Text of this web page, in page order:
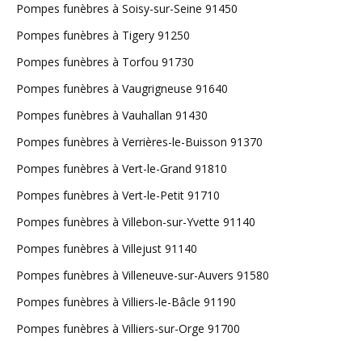
Pompes funèbres à Soisy-sur-Seine 91450
Pompes funèbres à Tigery 91250
Pompes funèbres à Torfou 91730
Pompes funèbres à Vaugrigneuse 91640
Pompes funèbres à Vauhallan 91430
Pompes funèbres à Verrières-le-Buisson 91370
Pompes funèbres à Vert-le-Grand 91810
Pompes funèbres à Vert-le-Petit 91710
Pompes funèbres à Villebon-sur-Yvette 91140
Pompes funèbres à Villejust 91140
Pompes funèbres à Villeneuve-sur-Auvers 91580
Pompes funèbres à Villiers-le-Bâcle 91190
Pompes funèbres à Villiers-sur-Orge 91700